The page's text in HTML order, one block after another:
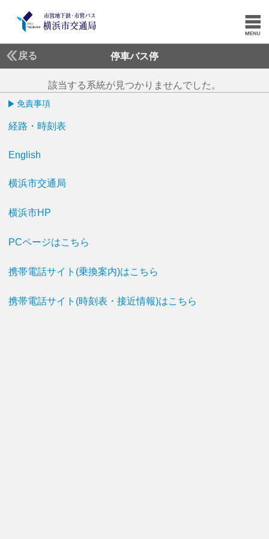
戻る 停車バス停
該当する系統が見つかりませんでした。
免責事項
経路・時刻表
English
横浜市交通局
横浜市HP
PCページはこちら
携帯電話サイト(乗換案内)はこちら
携帯電話サイト(時刻表・接近情報)はこちら